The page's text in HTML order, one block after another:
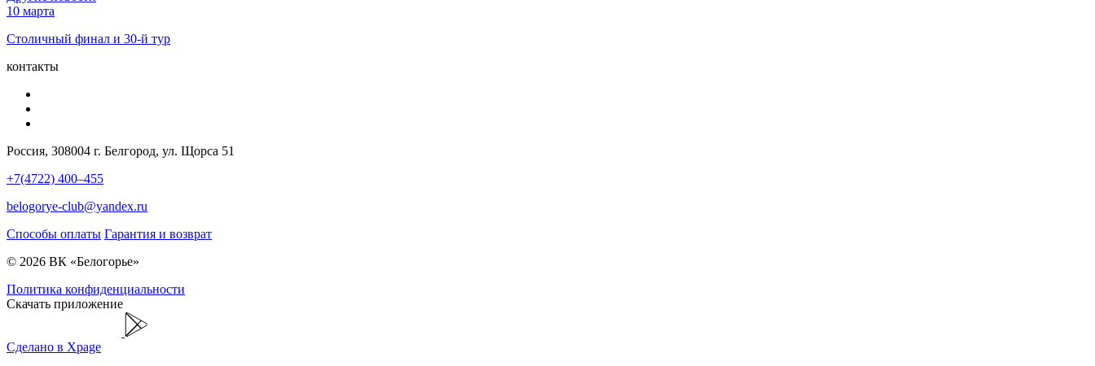
10 марта
Столичный финал и 30-й тур
контакты
Россия, 308004 г. Белгород, ул. Щорса 51
+7(4722) 400–455
belogorye-club@yandex.ru
Способы оплаты Гарантия и возврат
© 2026 ВК «Белогорье»
Политика конфиденциальности
Скачать приложение
Сделано в Xpage